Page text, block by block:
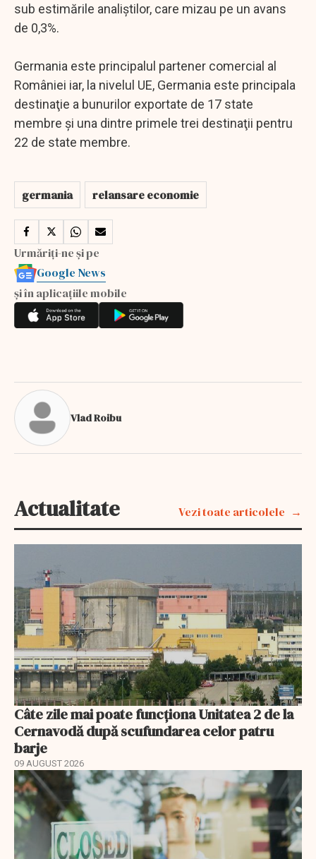
sub estimările analiştilor, care mizau pe un avans
de 0,3%.
Germania este principalul partener comercial al
României iar, la nivelul UE, Germania este principala
destinaţie a bunurilor exportate de 17 state
membre şi una dintre primele trei destinaţii pentru
22 de state membre.
germania relansare economie
Urmăriți-ne și pe
Google News
și în aplicațiile mobile
Vlad Roibu
Actualitate Vezi toate articolele
Câte zile mai poate funcționa Unitatea 2 de la
Cernavodă după scufundarea celor patru
barje
09 AUGUST 2026